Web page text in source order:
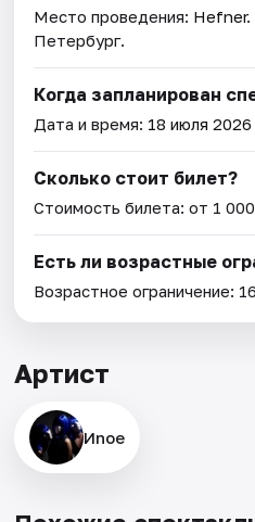
Место проведения: Hefner.
Петербург.
Когда запланирован
Дата и время: 18 июля 2026
Сколько стоит билет?
Стоимость билета: от 1
Есть ли возрастные
Возрастное ограничение:
Артист
Иnoe